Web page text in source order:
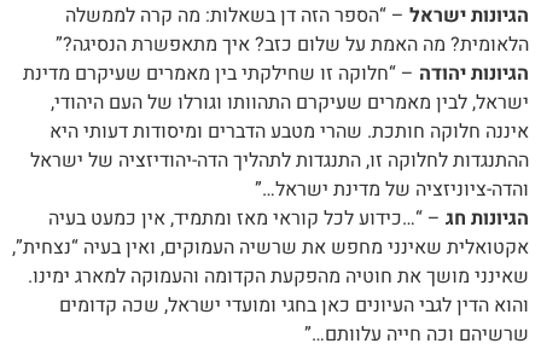
הגיונות ישראל – “הספר הזה דן בשאלות: מה קרה לממשלה
הלאומית? מה האמת על שלום כזב? איך מתאפשרת הנסיגה?”
הגיונות יהודה – “חלוקה זו שחילקתי בין מאמרים שעיקרם מדינת
ישראל, לבין מאמרים שעיקרם התהוותו וגורלו של העם היהודי,
איננה חלוקה חותכת. שהרי מטבע הדברים ומיסודות דעותי היא
ההתנגדות לחלוקה זו, התנגדות לתהליך הדה-יהודיזציה של ישראל
והדה-ציוניזציה של מדינת ישראל…”
הגיונות חג – “…כידוע לכל קוראי מאז ומתמיד, אין כמעט בעיה
אקטואלית שאינני מחפש את שרשיה העמוקים, ואין בעיה “נצחית”,
שאינני מושך את חוטיה מהפקעת הקדומה והעמוקה למארג ימינו.
והוא הדין לגבי העיונים כאן בחגי ומועדי ישראל, שכה קדומים
שרשיהם וכה חייה עלוותם…”